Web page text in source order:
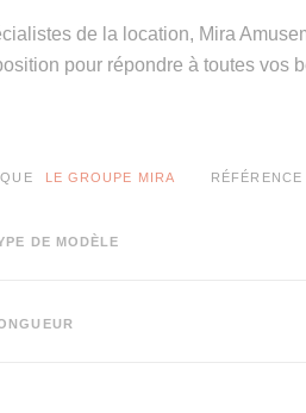
de la location, Mira
pour répondre à toutes vos
LE GROUPE MIRA RÉFÉRENCE
DE MODÈLE